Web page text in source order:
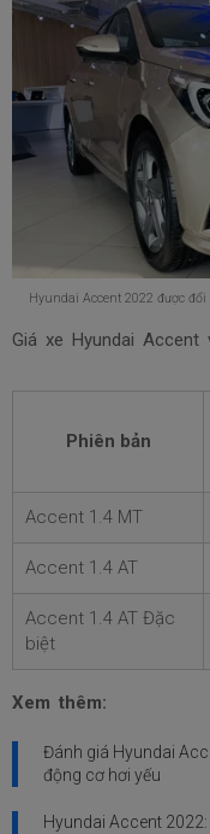
Hyundai Accent 2022 được
Giá xe Hyundai Accent
Phiên bản
Accent 1.4 MT
Accent 1.4 AT
Accent 1.4 AT Đặc
biệt
Xem thêm:
Đánh giá Hyundai
động cơ hơi yếu
Hyundai Accent